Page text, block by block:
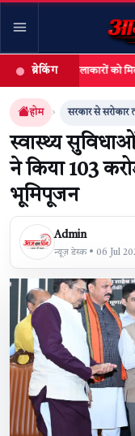
खबर खोजें
ब्रेकिंग
कलाकारों को मिलेगा सम्मान और
होम सरकार से सरोकार
स्वास्थ्य सुविधाओं
ने किया 103
भूमिपूजन
Admin
न्यूज़ डेस्क • 06 Jul